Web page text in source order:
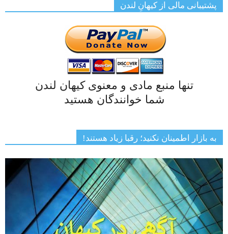
پشتیبانی مالی از کیهانِ لندن
تنها منبع مادی و معنوی کیهان لندن
شما خوانندگان هستید
به بازار اطمینان نکنید؛ رقبا زیاد هستند!